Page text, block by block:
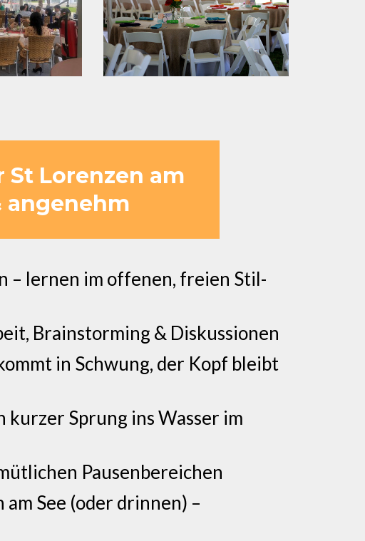
Lorenzen am
angenehm
– lernen im offenen, freien Stil-
Brainstorming & Diskussionen
in Schwung, der Kopf bleibt
kurzer Sprung ins Wasser im
Pausenbereichen
See (oder drinnen) –